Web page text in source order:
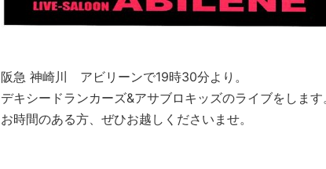
阪急 神崎川 アビリーンで19時30分より。
デキシードランカーズ&アサブロキッズのライブをします
お時間のある方、ぜひお越しくださいませ。